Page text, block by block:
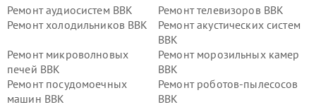
Ремонт аудиосистем BBK
Ремонт телевизоров BBK
Ремонт холодильников BBK
Ремонт акустических систем
BBK
Ремонт микроволновых
печей BBK
Ремонт морозильных камер
BBK
Ремонт посудомоечных
машин BBK
Ремонт роботов-пылесосов
BBK